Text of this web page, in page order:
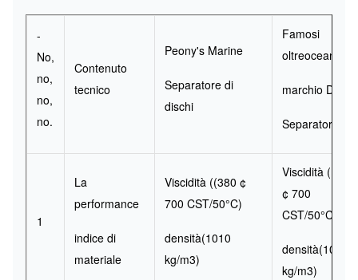
-
No,
no,
no,
no.
Contenuto
tecnico
Peony's Marine
Separatore di
dischi
Famosi
oltreoceano
marchio Disco
Separatore
1
La
performance
indice di
materiale
Viscidità ((380 ¢
700 CST/50°C)
densità(1010
kg/m3)
Viscidità ((380
¢ 700
CST/50°C)
densità(1010
kg/m3)